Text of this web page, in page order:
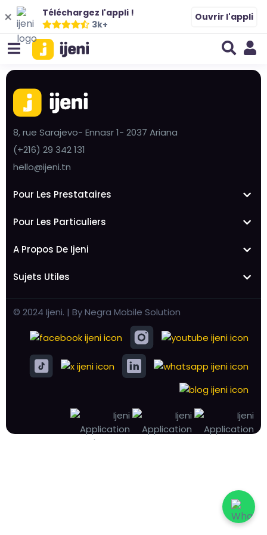
Téléchargez l'appli !
3k+
Ouvrir l'appli
8, rue Sarajevo- Ennasr 1- 2037 Ariana
(+216) 29 342 131
hello@ijeni.tn
Pour Les Prestataires
Pour Les Particuliers
A Propos De Ijeni
Sujets Utiles
© 2024 Ijeni. | By Negra Mobile Solution